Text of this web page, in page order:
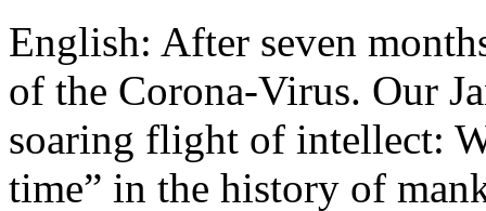
English: After seven
of the Corona-Virus. Our
soaring flight of intellect:
time” in the history of